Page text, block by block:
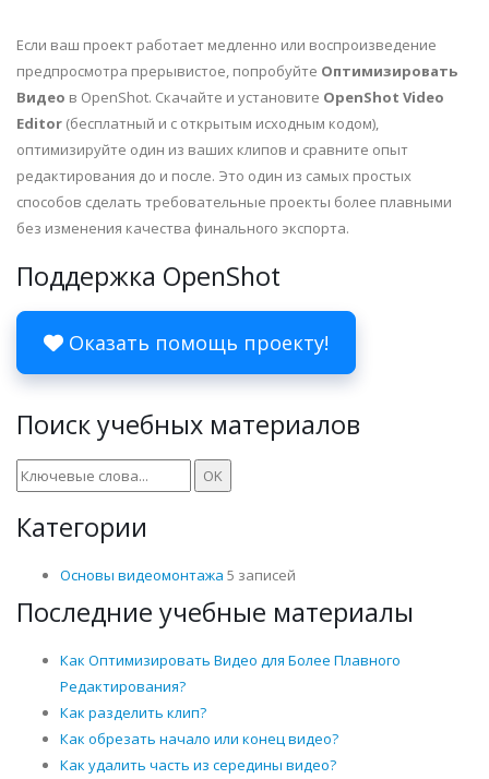
Если ваш проект работает медленно или воспроизведение
предпросмотра прерывистое, попробуйте Оптимизировать
Видео в OpenShot. Скачайте и установите OpenShot Video
Editor (бесплатный и с открытым исходным кодом),
оптимизируйте один из ваших клипов и сравните опыт
редактирования до и после. Это один из самых простых
способов сделать требовательные проекты более плавными
без изменения качества финального экспорта.
Поддержка OpenShot
Оказать помощь проекту!
Поиск учебных материалов
Категории
Основы видеомонтажа 5 записей
Последние учебные материалы
Как Оптимизировать Видео для Более Плавного
Редактирования?
Как разделить клип?
Как обрезать начало или конец видео?
Как удалить часть из середины видео?